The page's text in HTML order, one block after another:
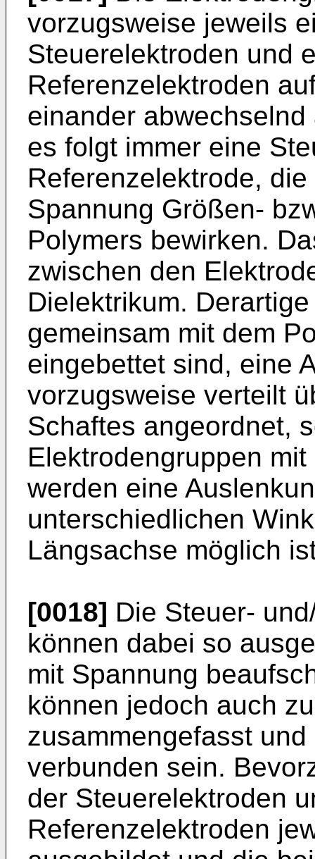
vorzugsweise jeweils
Steuerelektroden und
Referenzelektroden
einander
es folgt immer eine
Referenzelektrode,
Spannung Größen-
Polymers bewirken.
zwischen den
Dielektrikum.
gemeinsam mit dem
eingebettet sind, eine
vorzugsweise verteilt
Schaftes angeordnet,
Elektrodengruppen
werden eine
unterschiedlichen
Längsachse möglich
[0018] Die Steuer-
können dabei so
mit Spannung
können jedoch auch
zusammengefasst
verbunden sein.
der Steuerelektroden
Referenzelektroden